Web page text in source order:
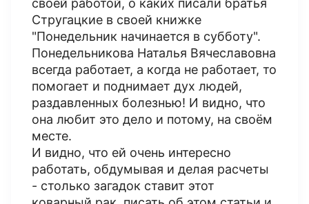
своей работой, о каких писали братья
Стругацкие в своей книжке
"Понедельник начинается в субботу".
Понедельникова Наталья Вячеславовна
всегда работает, а когда не работает, то
помогает и поднимает дух людей,
раздавленных болезнью! И видно, что
она любит это дело и потому, на своём
месте.
И видно, что ей очень интересно
работать, обдумывая и делая расчеты
- столько загадок ставит этот